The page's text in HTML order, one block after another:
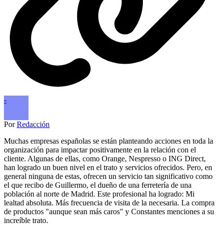
-
PorRedacción
Muchas empresas españolas se están planteando acciones en toda la
organización para impactar positivamente en la relación con el
cliente. Algunas de ellas, como Orange, Nespresso o ING Direct,
han logrado un buen nivel en el trato y servicios ofrecidos. Pero, en
general ninguna de estas, ofrecen un servicio tan significativo como
el que recibo de Guillermo, el dueño de una ferretería de una
población al norte de Madrid. Este profesional ha logrado: Mi
lealtad absoluta. Más frecuencia de visita de la necesaria. La compra
de productos "aunque sean más caros" y Constantes menciones a su
increíble trato.